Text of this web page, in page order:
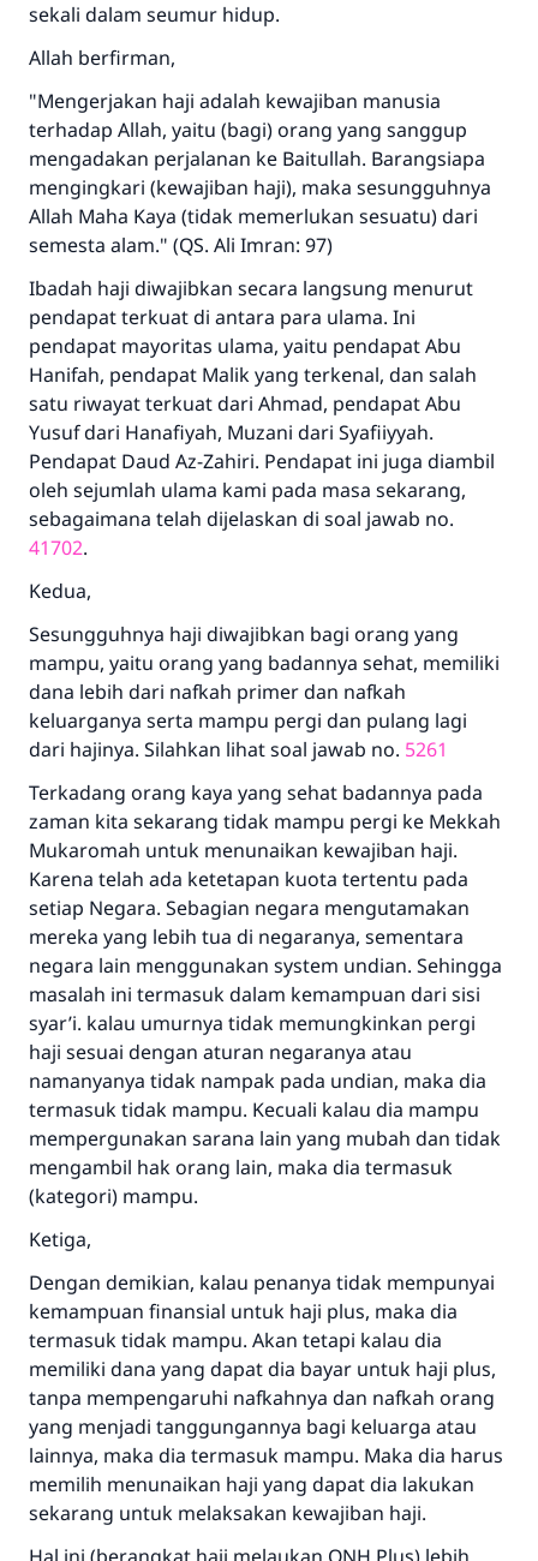
sekali dalam seumur hidup.
Allah berfirman,
"Mengerjakan haji adalah kewajiban manusia
terhadap Allah, yaitu (bagi) orang yang sanggup
mengadakan perjalanan ke Baitullah. Barangsiapa
mengingkari (kewajiban haji), maka sesungguhnya
Allah Maha Kaya (tidak memerlukan sesuatu) dari
semesta alam." (QS. Ali Imran: 97)
Ibadah haji diwajibkan secara langsung menurut
pendapat terkuat di antara para ulama. Ini
pendapat mayoritas ulama, yaitu pendapat Abu
Hanifah, pendapat Malik yang terkenal, dan salah
satu riwayat terkuat dari Ahmad, pendapat Abu
Yusuf dari Hanafiyah, Muzani dari Syafiiyyah.
Pendapat Daud Az-Zahiri. Pendapat ini juga diambil
oleh sejumlah ulama kami pada masa sekarang,
sebagaimana telah dijelaskan di soal jawab no.
41702.
Kedua,
Sesungguhnya haji diwajibkan bagi orang yang
mampu, yaitu orang yang badannya sehat, memiliki
dana lebih dari nafkah primer dan nafkah
keluarganya serta mampu pergi dan pulang lagi
dari hajinya. Silahkan lihat soal jawab no. 5261
Terkadang orang kaya yang sehat badannya pada
zaman kita sekarang tidak mampu pergi ke Mekkah
Mukaromah untuk menunaikan kewajiban haji.
Karena telah ada ketetapan kuota tertentu pada
setiap Negara. Sebagian negara mengutamakan
mereka yang lebih tua di negaranya, sementara
negara lain menggunakan system undian. Sehingga
masalah ini termasuk dalam kemampuan dari sisi
syar’i. kalau umurnya tidak memungkinkan pergi
haji sesuai dengan aturan negaranya atau
namanyanya tidak nampak pada undian, maka dia
termasuk tidak mampu. Kecuali kalau dia mampu
mempergunakan sarana lain yang mubah dan tidak
mengambil hak orang lain, maka dia termasuk
(kategori) mampu.
Ketiga,
Dengan demikian, kalau penanya tidak mempunyai
kemampuan finansial untuk haji plus, maka dia
termasuk tidak mampu. Akan tetapi kalau dia
memiliki dana yang dapat dia bayar untuk haji plus,
tanpa mempengaruhi nafkahnya dan nafkah orang
yang menjadi tanggungannya bagi keluarga atau
lainnya, maka dia termasuk mampu. Maka dia harus
memilih menunaikan haji yang dapat dia lakukan
sekarang untuk melaksakan kewajiban haji.
Jawaban no. 110845
menyelamatkan pernikahan.
Bantu kami dalam memberikan jawaban untuk umat
Rasulullah ﷺ bersabda